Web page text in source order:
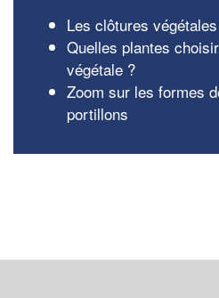
Les clôtures végétales
Quelles plantes
végétale ?
Zoom sur les formes
portillons